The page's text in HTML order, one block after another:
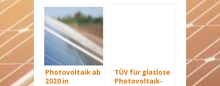
sanieren
Photovoltaik ab
2020 in
TÜV für glaslose
Photovoltaik-